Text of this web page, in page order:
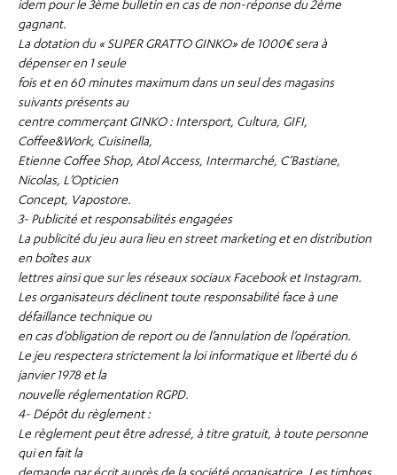
idem pour le 3ème bulletin en cas de non-réponse du 2ème
gagnant.
La dotation du « SUPER GRATTO GINKO» de 1000€ sera à
dépenser en 1 seule
fois et en 60 minutes maximum dans un seul des magasins
suivants présents au
centre commerçant GINKO : Intersport, Cultura, GIFI,
Coffee&Work, Cuisinella,
Etienne Coffee Shop, Atol Access, Intermarché, C’Bastiane,
Nicolas, L’Opticien
Concept, Vapostore.
3- Publicité et responsabilités engagées
La publicité du jeu aura lieu en street marketing et en distribution
en boîtes aux
lettres ainsi que sur les réseaux sociaux Facebook et Instagram.
Les organisateurs déclinent toute responsabilité face à une
défaillance technique ou
en cas d’obligation de report ou de l’annulation de l’opération.
Le jeu respectera strictement la loi informatique et liberté du 6
janvier 1978 et la
nouvelle réglementation RGPD.
4- Dépôt du règlement :
Le règlement peut être adressé, à titre gratuit, à toute personne
qui en fait la